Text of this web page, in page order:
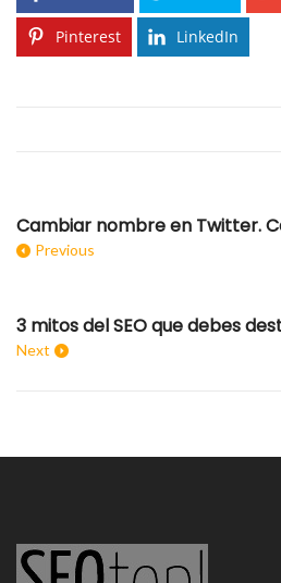
Pinterest LinkedIn
Previous
Next